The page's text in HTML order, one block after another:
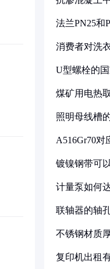
法兰PN25和
消费者对洗
U型螺栓的
煤矿用电热
照明母线槽
A516Gr70对
镀镍钢带可
计量泵如何
联轴器的轴
不锈钢材质
复印机出租